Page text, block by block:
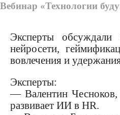
Вебинар «Технологии
Эксперты обсуждали
нейросети,
вовлечения и
Эксперты:
— Валентин Чесноков,
развивает ИИ в HR.